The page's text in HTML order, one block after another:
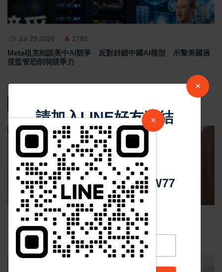
Jul 29 2026 1793
Meta祖克柏談美中AI競爭 反對封鎖中國AI模型 示警美國過
度監管恐削弱競爭力
Nov 19 2025 1048
台中個人燒肉！自己做烤串丼！好吃又好玩！
×
請加入LINE好友連結
中 華 超 傳 媒
Https://reurl.cc/adqW77
×